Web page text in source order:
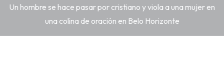
Un hombre se hace pasar por cristiano y viola a una mujer en
una colina de oración en Belo Horizonte